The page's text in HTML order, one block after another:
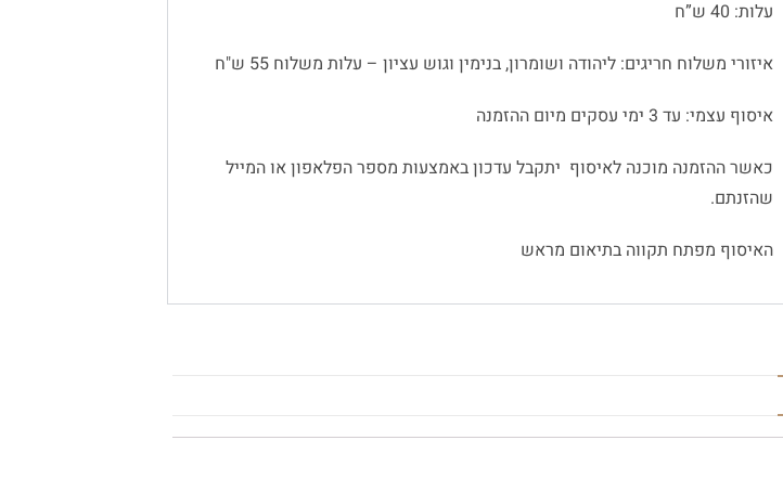
עלות: 40 ש”ח
איזורי משלוח חריגים: ליהודה ושומרון, בנימין וגוש עציון – עלות משלוח 55 ש"ח
איסוף עצמי: עד 3 ימי עסקים מיום ההזמנה
כאשר ההזמנה מוכנה לאיסוף יתקבל עדכון באמצעות מספר הפלאפון או המייל
שהזנתם.
האיסוף מפתח תקווה בתיאום מראש